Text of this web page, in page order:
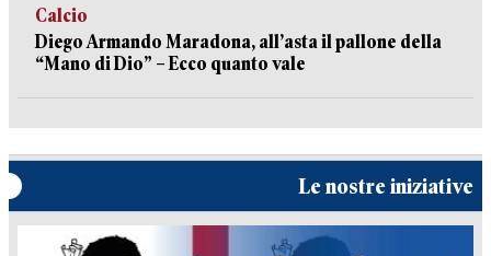
Calcio
Diego Armando Maradona, all’asta il pallone della
“Mano di Dio” – Ecco quanto vale
Le nostre iniziative